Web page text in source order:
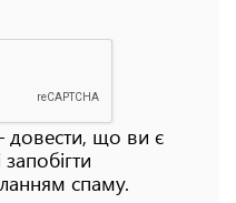
довести, що ви є
спаму.